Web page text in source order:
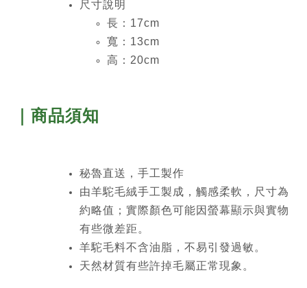
尺寸說明
長：17cm
寬：13cm
高：20cm
｜商品須知
秘魯直送，手工製作
由羊駝毛絨手工製成，觸感柔軟，尺寸為
約略值；實際顏色可能因螢幕顯示與實物
有些微差距。
羊駝毛料不含油脂，不易引發過敏。
天然材質有些許掉毛屬正常現象。